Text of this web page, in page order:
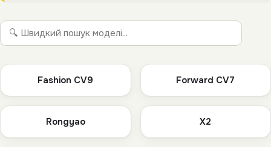
Fashion CV9 Forward CV7
Rongyao X2